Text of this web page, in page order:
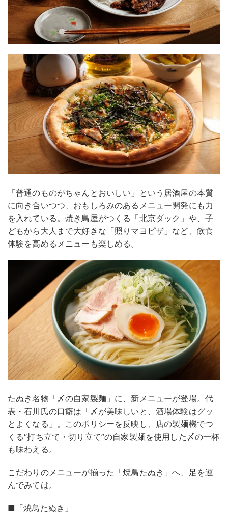
「普通のものがちゃんとおいしい」という居酒屋の本質
に向き合いつつ、おもしろみのあるメニュー開発にも力
を入れている。焼き鳥屋がつくる「北京ダック」や、子
どもから大人まで大好きな「照りマヨピザ」など、飲食
体験を高めるメニューも楽しめる。
たぬき名物「〆の自家製麺」に、新メニューが登場。代
表・石川氏の口癖は「〆が美味しいと、酒場体験はグッ
とよくなる」。このポリシーを反映し、店の製麺機でつ
くる“打ち立て・切り立て”の自家製麺を使用した〆の一杯
も味わえる。
こだわりのメニューが揃った「焼鳥たぬき」へ、足を運
んでみては。
■「焼鳥たぬき」